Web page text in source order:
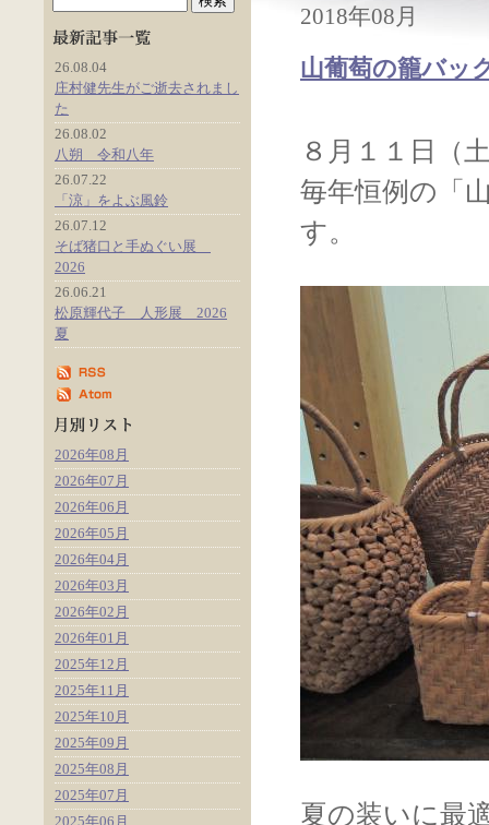
2018年08月
山葡萄の籠バッ
８月１１日（
毎年恒例の「
す。
夏の装いに最
26.08.04
庄村健先生がご逝去されまし
た
26.08.02
八朔 令和八年
26.07.22
「涼」をよぶ風鈴
26.07.12
そば猪口と手ぬぐい展
2026
26.06.21
松原輝代子 人形展 2026
夏
2026年08月
2026年07月
2026年06月
2026年05月
2026年04月
2026年03月
2026年02月
2026年01月
2025年12月
2025年11月
2025年10月
2025年09月
2025年08月
2025年07月
2025年06月